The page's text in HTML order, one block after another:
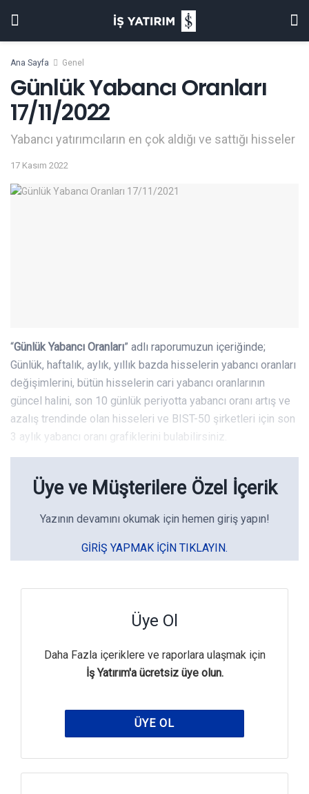
Ana Sayfa Genel
Günlük Yabancı Oranları
17/11/2022
Yabancı yatırımcıların en çok aldığı ve sattığı hisseler
17 Kasım 2022
“Günlük Yabancı Oranları” adlı raporumuzun içeriğinde;
Günlük, haftalık, aylık, yıllık bazda hisselerin yabancı oranları
değişimlerini, bütün hisselerin cari yabancı oranlarının
güncel halini, son 10 günlük periyotta yabancı oranı artış ve
azalış trendinde olan hisseleri ve BIST-50 şirketleri için son
3 aylık yabancı oranı grafiklerini bulabilirsiniz.
Üye ve Müşterilere Özel İçerik
Yazının devamını okumak için hemen giriş yapın!
GIRIŞ YAPMAK IÇIN TIKLAYIN.
Üye Ol
Daha Fazla içeriklere ve raporlara ulaşmak için
İş Yatırım'a ücretsiz üye olun.
ÜYE OL